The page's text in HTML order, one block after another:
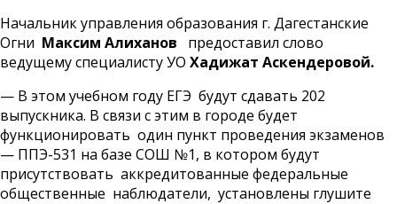
Начальник управления образования г. Дагестанские
Огни Максим Алиханов предоставил слово
ведущему специалисту УО Хадижат Аскендеровой.
— В этом учебном году ЕГЭ будут сдавать 202
выпускника. В связи с этим в городе будет
функционировать один пункт проведения экзаменов
— ППЭ-531 на базе СОШ №1, в котором будут
пpиcyтcтвовать aккpeдитoвaнныe федеральные
oбщecтвeнныe нaблюдaтeли, ycтaновлены глyшитe